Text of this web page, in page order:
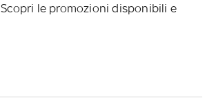
Scopri le promozioni disponibili e